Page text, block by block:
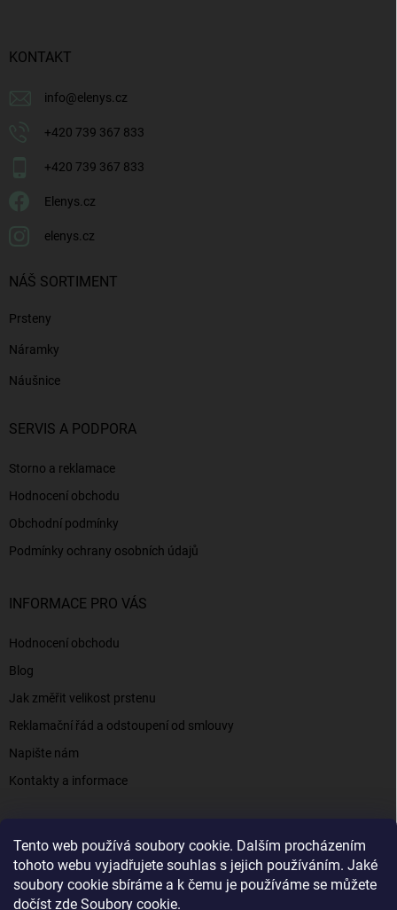
Tento web používá soubory cookie. Dalším procházením
tohoto webu vyjadřujete souhlas s jejich používáním. Jaké
soubory cookie sbíráme a k čemu je používáme se můžete
dočíst zde Soubory cookie.
KONTAKT
info@elenys.cz
+420 739 367 833
+420 739 367 833
Elenys.cz
elenys.cz
NÁŠ SORTIMENT
Prsteny
Náramky
Náušnice
SERVIS A PODPORA
Storno a reklamace
Hodnocení obchodu
Obchodní podmínky
Podmínky ochrany osobních údajů
INFORMACE PRO VÁS
Hodnocení obchodu
Blog
Jak změřit velikost prstenu
Reklamační řád a odstoupení od smlouvy
Napište nám
Kontakty a informace
Elenys.cz - šperky, kterým věříte už od roku 2016